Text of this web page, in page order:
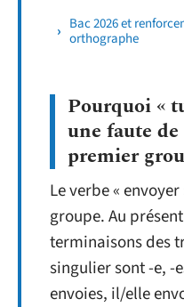
Bac 2026 et
orthographe
Pourquoi «
une faute
premier
Le verbe «
groupe. Au
terminaisons des
singulier sont -e, -
envoies, il/elle